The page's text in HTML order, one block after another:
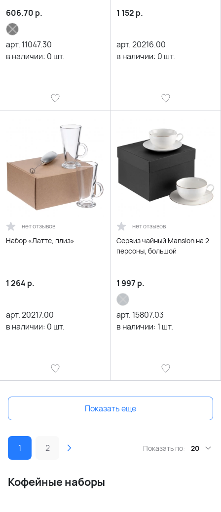
606.70 р.
арт. 11047.30
в наличии: 0 шт.
1 152 р.
арт.20216.00
в наличии: 0 шт.
нет отзывов
Набор «Латте, плиз»
1 264 р.
арт.20217.00
в наличии: 0 шт.
нет отзывов
Сервиз чайный Mansion на 2
персоны, большой
1 997 р.
арт. 15807.03
в наличии: 1 шт.
Показать еще
1 2 Показать по: 20
Кофейные наборы